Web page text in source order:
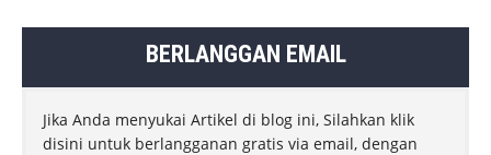
BERLANGGAN EMAIL
Jika Anda menyukai Artikel di blog ini, Silahkan klik
disini untuk berlangganan gratis via email, dengan